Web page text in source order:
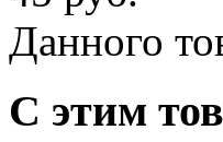
Данного
С этим